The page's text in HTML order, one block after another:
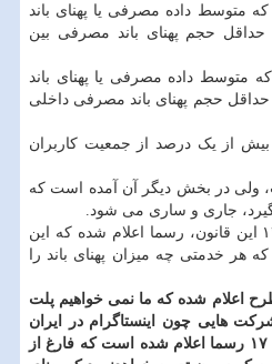
متوسط داده مصرفی یا پهنای باند
بیش از ۵ درصد حداقل حجم پهنای باند مصرفی بین
متوسط داده مصرفی یا پهنای باند
از ۵ درصد از حداقل حجم پهنای باند مصرفی داخلی
از یک درصد از جمعیت کاربران
ولی در بخش دیگر آن آمده است که
جاری و ساری می شود.
به گفته ی ایشان، طبق ماده ۱۲ این قانون، رسما اعلام شده که این
هر خدمتی چه میزان پهنای باند را
اعلام شده که ما نمی خواهیم پلت
هایی چون اینستاگرام در ایران
دفتر تاسیس کنند، ولی در ماده ۱۷ رسما اعلام شده است که فارغ از